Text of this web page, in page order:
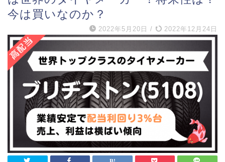
今は買いなのか？
2022年5月20日 / 2022年12月24日